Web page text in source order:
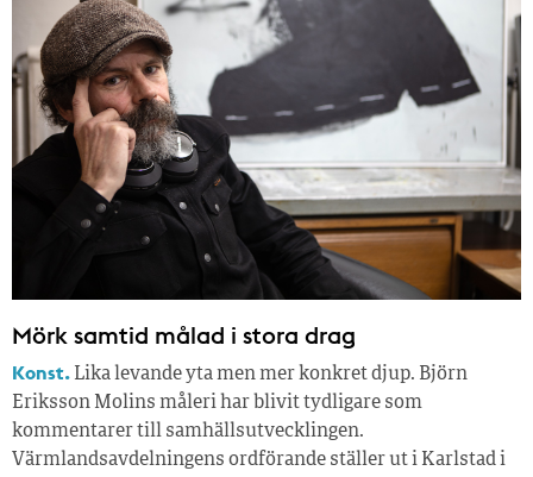
Mörk samtid målad i stora drag
Konst. Lika levande yta men mer konkret djup. Björn
Eriksson Molins måleri har blivit tydligare som
kommentarer till samhällsutvecklingen.
Värmlandsavdelningens ordförande ställer ut i Karlstad i